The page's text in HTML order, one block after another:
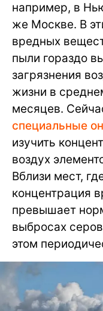
например, в
же Москве. В
вредных
пыли гораздо
загрязнения
жизни в
месяцев.
специальные
изучить
воздух
Вблизи мест,
концентрация
превышает
выбросах
этом